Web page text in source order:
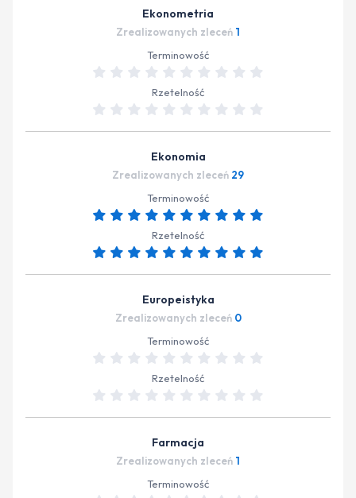
Ekonometria
Zrealizowanych zleceń 1
Terminowość
Rzetelność
Ekonomia
Zrealizowanych zleceń 29
Terminowość
Rzetelność
Europeistyka
Zrealizowanych zleceń 0
Terminowość
Rzetelność
Farmacja
Zrealizowanych zleceń 1
Terminowość